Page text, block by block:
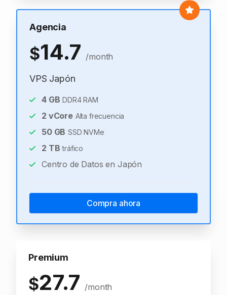
Agencia
$14.7 /month
VPS Japón
4GB DDR4 RAM
2 vCore Alta frecuencia
50GB SSD NVMe
2 TB tráfico
Centro de Datos en Japón
Compra ahora
Premium
$27.7 /month